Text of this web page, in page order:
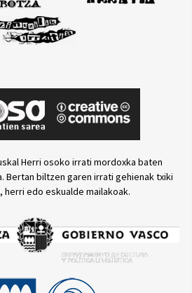
Herri osoko irrati mordoxka baten
Bertan biltzen garen irrati gehienak txiki
herri edo eskualde mailakoak.